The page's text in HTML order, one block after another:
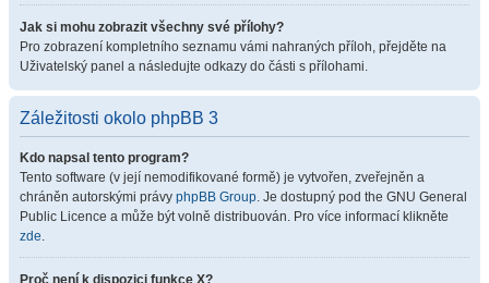
Jak si mohu zobrazit všechny své přílohy?
Pro zobrazení kompletního seznamu vámi nahraných příloh, přejděte na
Uživatelský panel a následujte odkazy do části s přílohami.
Záležitosti okolo phpBB 3
Kdo napsal tento program?
Tento software (v její nemodifikované formě) je vytvořen, zveřejněn a
chráněn autorskými právy phpBB Group. Je dostupný pod the GNU General
Public Licence a může být volně distribuován. Pro více informací klikněte
zde.
Proč není k dispozici funkce X?